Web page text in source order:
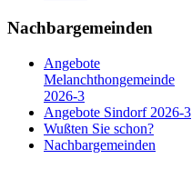
Nachbargemeinden
Angebote
Melanchthongemeinde
2026-3
Angebote Sindorf 2026-3
Wußten Sie schon?
Nachbargemeinden